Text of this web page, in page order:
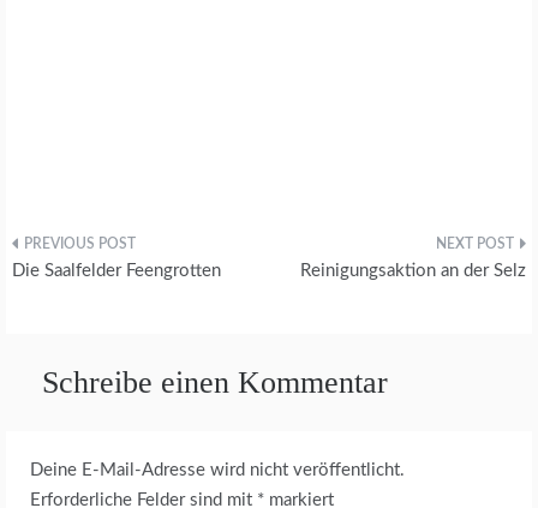
Beitragsnavigation
Die Saalfelder Feengrotten Reinigungsaktion an der Selz
Schreibe einen Kommentar
Deine E-Mail-Adresse wird nicht veröffentlicht.
Erforderliche Felder sind mit * markiert